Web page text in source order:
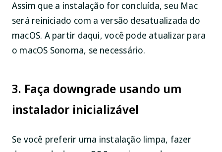
Assim que a instalação for concluída, seu Mac
será reiniciado com a versão desatualizada do
macOS. A partir daqui, você pode atualizar para
o macOS Sonoma, se necessário.
3. Faça downgrade usando um
instalador inicializável
Se você preferir uma instalação limpa, fazer